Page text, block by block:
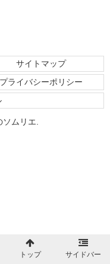
サイトマップ
プライバシーポリシー
ムリエ.
トップ サイドバー